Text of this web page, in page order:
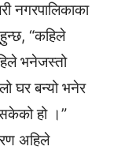
नगरपालिकाका
“कहिले
भनेजस्तो
घर बन्यो भनेर
हो ।”
अहिले